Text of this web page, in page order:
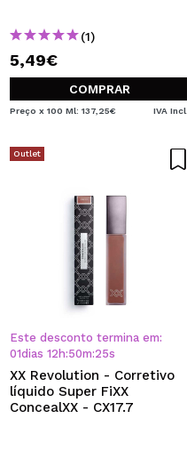
(1)
5,49€
COMPRAR
Preço x 100 Ml: 137,25€ IVA Incl.
Outlet
Este desconto termina em:
01dias 12 h:50m:25s
XX Revolution - Corretivo
líquido Super FiXX
ConcealXX - CX17.7